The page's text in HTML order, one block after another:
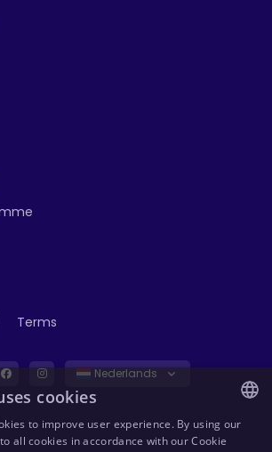
Terms
Nederlands
ENGLISH
cookies
to improve user experience. By using our
all cookies in accordance with our Cookie